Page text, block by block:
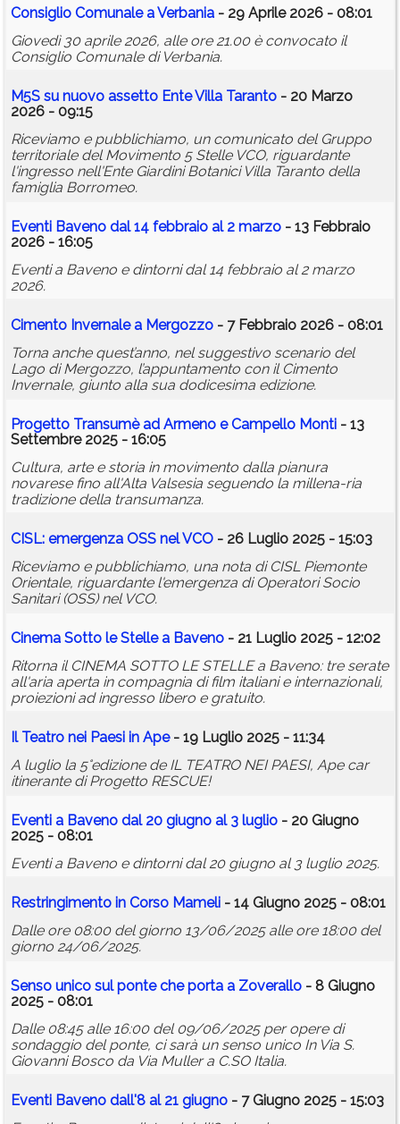
Consiglio Comunale a Verbania - 29 Aprile 2026 - 08:01
Giovedì 30 aprile 2026, alle ore 21.00 è convocato il
Consiglio Comunale di Verbania.
M5S su nuovo assetto Ente Villa Taranto - 20 Marzo
2026 - 09:15
Riceviamo e pubblichiamo, un comunicato del Gruppo
territoriale del Movimento 5 Stelle VCO, riguardante
l'ingresso nell'Ente Giardini Botanici Villa Taranto della
famiglia Borromeo.
Eventi Baveno dal 14 febbraio al 2 marzo - 13 Febbraio
2026 - 16:05
Eventi a Baveno e dintorni dal 14 febbraio al 2 marzo
2026.
Cimento Invernale a Mergozzo - 7 Febbraio 2026 - 08:01
Torna anche quest’anno, nel suggestivo scenario del
Lago di Mergozzo, l’appuntamento con il Cimento
Invernale, giunto alla sua dodicesima edizione.
Progetto Transumè ad Armeno e Campello Monti - 13
Settembre 2025 - 16:05
Cultura, arte e storia in movimento dalla pianura
novarese fino all'Alta Valsesia seguendo la millena-ria
tradizione della transumanza.
CISL: emergenza OSS nel VCO - 26 Luglio 2025 - 15:03
Riceviamo e pubblichiamo, una nota di CISL Piemonte
Orientale, riguardante l'emergenza di Operatori Socio
Sanitari (OSS) nel VCO.
Cinema Sotto le Stelle a Baveno - 21 Luglio 2025 - 12:02
Ritorna il CINEMA SOTTO LE STELLE a Baveno: tre serate
all'aria aperta in compagnia di film italiani e internazionali,
proiezioni ad ingresso libero e gratuito.
Il Teatro nei Paesi in Ape- 19 Luglio 2025 - 11:34
A luglio la 5°edizione de IL TEATRO NEI PAESI, Ape car
itinerante di Progetto RESCUE!
Eventi a Baveno dal 20 giugno al 3 luglio - 20 Giugno
2025 - 08:01
Eventi a Baveno e dintorni dal 20 giugno al 3 luglio 2025.
Restringimento in Corso Mameli - 14 Giugno 2025 - 08:01
Dalle ore 08:00 del giorno 13/06/2025 alle ore 18:00 del
giorno 24/06/2025.
Senso unico sul ponte che porta a Zoverallo - 8 Giugno
2025 - 08:01
Dalle 08:45 alle 16:00 del 09/06/2025 per opere di
sondaggio del ponte, ci sarà un senso unico In Via S.
Giovanni Bosco da Via Muller a C.SO Italia.
Eventi Baveno dall'8 al 21 giugno - 7 Giugno 2025 - 15:03